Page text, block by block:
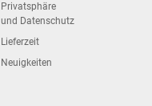
Privatsphäre
und Datenschutz
Lieferzeit
Neuigkeiten